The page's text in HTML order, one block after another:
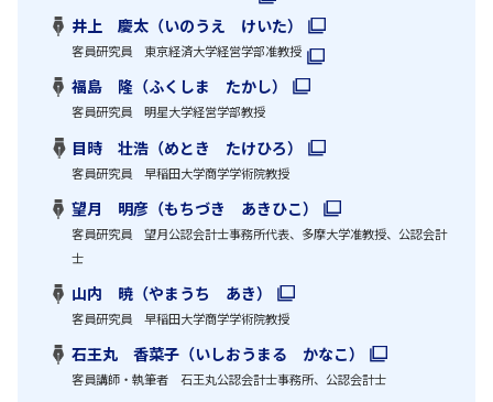
井上 慶太（いのうえ けいた）
客員研究員 東京経済大学経営学部准教授
福島 隆（ふくしま たかし）
客員研究員 明星大学経営学部教授
目時 壮浩（めとき たけひろ）
客員研究員 早稲田大学商学学術院教授
望月 明彦（もちづき あきひこ）
客員研究員 望月公認会計士事務所代表、多摩大学准教授、公認会計
士
山内 暁（やまうち あき）
客員研究員 早稲田大学商学学術院教授
石王丸 香菜子（いしおうまる かなこ）
客員講師・執筆者 石王丸公認会計士事務所、公認会計士